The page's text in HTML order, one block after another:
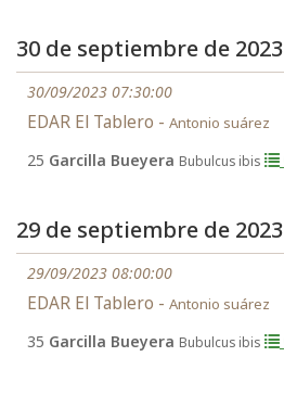
30 de septiembre de 2023
30/09/2023 07:30:00
EDAR El Tablero - Antonio suárez
25 Garcilla Bueyera Bubulcus ibis
29 de septiembre de 2023
29/09/2023 08:00:00
EDAR El Tablero - Antonio suárez
35 Garcilla Bueyera Bubulcus ibis